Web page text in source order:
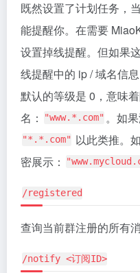
既然设置了计划任务，
能提醒你。在需要
设置掉线提醒。但如果
线提醒中的 ip / 域名信
默认的等级是 0，意味
名：
"www.*.com" 。如
"*.*.com" 以此类推。
密展示：
/registered
查询当前群注册的所有
/notify <订阅ID>